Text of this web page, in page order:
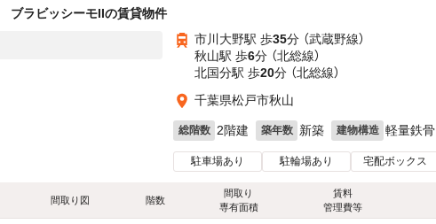
ブラビッシーモIIの賃貸物件
市川大野駅 歩35分 （武蔵野線）
秋山駅 歩6分 （北総線）
北国分駅 歩20分 （北総線）
千葉県松戸市秋山
総階数 2階建 築年数 新築 建物構造 軽量鉄骨
駐車場あり 駐輪場あり 宅配ボックス
間取り図 階数
間取り
専有面積
賃料
管理費等